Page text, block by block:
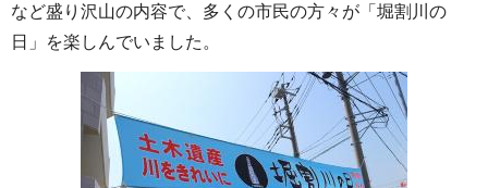
など盛り沢山の内容で、多くの市民の方々が「堀割川の
日」を楽しんでいました。